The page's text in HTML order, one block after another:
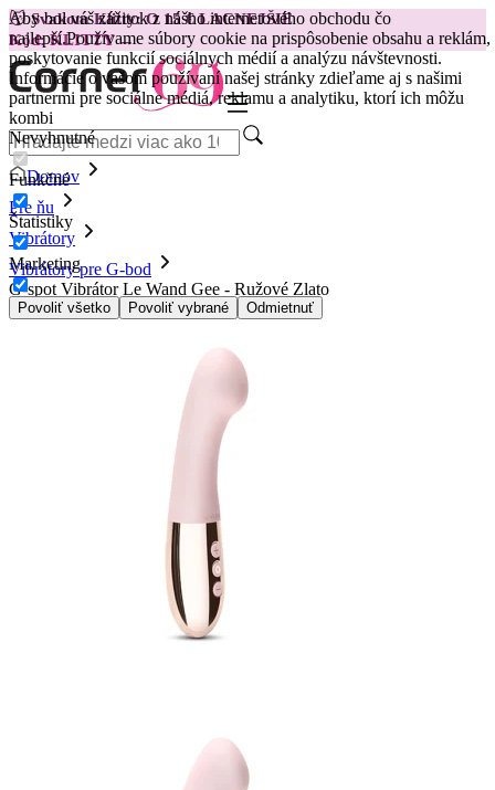
Aby bol váš zážitok z nášho internetového obchodu čo
najlepší.Používame súbory cookie na prispôsobenie obsahu a reklám,
poskytovanie funkcií sociálnych médií a analýzu návštevnosti.
Informácie o vašom používaní našej stránky zdieľame aj s našimi
partnermi pre sociálne médiá, reklamu a analytiku, ktorí ich môžu
kombi
Nevyhnutné
Funkčné
Štatistiky
Marketing
Povoliť všetko Povoliť vybrané Odmietnuť
😽Svakom Klitty: O 15 € LACNEJŠIE
Kód: KLITTY →
Domov
Pre ňu
Vibrátory
Vibrátory pre G-bod
G-spot Vibrátor Le Wand Gee - Ružové Zlato